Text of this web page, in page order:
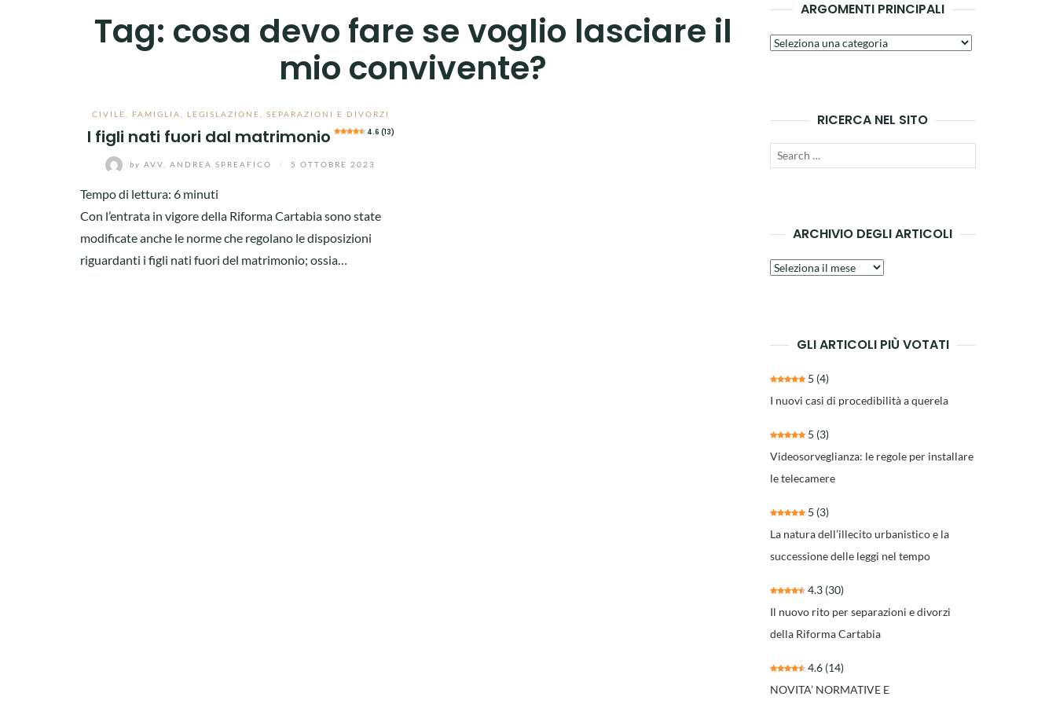
Tag: cosa devo fare se voglio lasciare il
mio convivente?
CIVILE FAMIGLIA LEGISLAZIONE SEPARAZIONI E DIVORZI
I figli nati fuori dal matrimonio 4.6 (13)
by AVV. ANDREA SPREAFICO 5 OTTOBRE 2023
Tempo di lettura: 6 minuti
Con l’entrata in vigore della Riforma Cartabia sono state
modificate anche le norme che regolano le disposizioni
riguardanti i figli nati fuori del matrimonio; ossia…
ARGOMENTI PRINCIPALI
Argomenti
RICERCA NEL SITO
Search
ARCHIVIO DEGLI ARTICOLI
Archivio
GLI ARTICOLI PIÙ VOTATI
5 (4)
I nuovi casi di procedibilità a querela
5 (3)
Videosorveglianza: le regole per installare
le telecamere
5 (3)
La natura dell’illecito urbanistico e la
successione delle leggi nel tempo
4.3 (30)
Il nuovo rito per separazioni e divorzi
della Riforma Cartabia
4.6 (14)
NOVITA’ NORMATIVE E